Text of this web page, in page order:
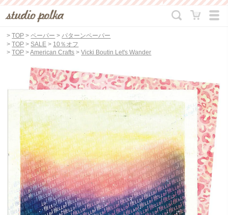
>TOP >ペーパー >パターンペーパー
>TOP > SALE > 10％オフ
>TOP >American Crafts >Vicki Boutin Let's Wander